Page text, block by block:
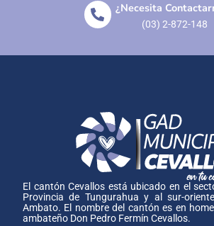
¿Necesita
(03) 2-872-148
El cantón Cevallos está ubicado en el
Provincia de Tungurahua y al sur-
Ambato. El nombre del cantón es en
ambateño Don Pedro Fermín Cevallos.